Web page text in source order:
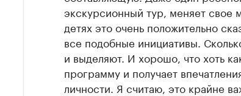
экскурсионный тур, меняет свое
детях это очень положительно
все подобные инициативы.
и выделяют. И хорошо, что хоть
программу и получает
личности. Я считаю, это крайне